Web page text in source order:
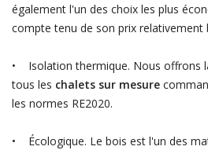
également l'un des choix les plus
compte tenu de son prix relativement
• Isolation thermique. Nous offrons
tous les chalets sur mesure
les normes RE2020.
• Écologique. Le bois est l'un des